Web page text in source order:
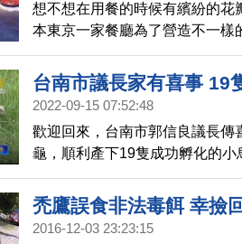
想不想在用餐的時候有繽紛的花
本東京一家餐廳為了營造不一樣
合作，在餐廳內打造了一個專屬
台南市議長家有喜事 19
2022-09-15 07:52:48
歡迎回來，台南市郭信良議長傳
龜，順利產下19隻成功孵化的
來探望，看著剛出生的小象龜進
舉的郭信良，樂不思蜀，每每一
禿鷹誤食非法毒餌 幸撿
放亞馬遜河
2016-12-03 23:23:15